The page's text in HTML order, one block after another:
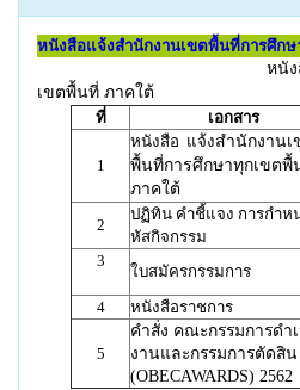
หนังสือแจ้งสำนักงานเขตพื้นที่การศึก
หนังสือแจ้งสำนักงา
เขตพื้นที่ ภาคใต้
ที่
เอกสาร
1
หนังสือ แจ้งสำนักงานเ
พื้นที่การศึกษาทุกเขตพื้
ภาคใต้
2
ปฏิทิน คำชี้แจง การกำห
หัสกิจกรรม
3
ใบสมัครกรรมการ
4
หนังสือราชการ
5
คำสั่ง คณะกรรมการดำ
งานและกรรมการตัดสิน
(OBECAWARDS) 2562